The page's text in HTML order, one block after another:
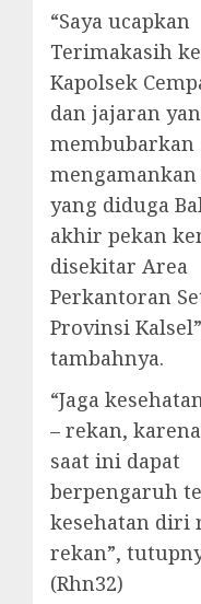
“Saya ucapkan
Terimakasih
Kapolsek
dan jajaran
membubarkan
yang diduga
akhir pekan
disekitar Area
Perkantoran
Provinsi
tambahnya.
“Jaga
– rekan,
saat ini dapat
berpengaruh
kesehatan diri
rekan”,
(Rhn32)